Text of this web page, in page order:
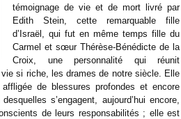
témoignage de vie et de mort livré par
Edith Stein, cette remarquable fille
d’Israël, qui fut en même temps fille du
Carmel et sœur Thérèse-Bénédicte de la
Croix, une personnalité qui réunit
si riche, les drames de notre siècle. Elle
de blessures profondes et encore
s’engagent, aujourd’hui encore,
de leurs responsabilités ; elle est